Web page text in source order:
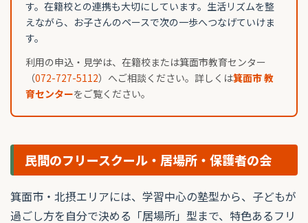
す。在籍校との連携も大切にしています。生活リズムを整
えながら、お子さんのペースで次の一歩へつなげていけま
す。
利用の申込・見学は、在籍校または箕面市教育センター
（072-727-5112）へご相談ください。詳しくは箕面市 教
育センターをご覧ください。
民間のフリースクール・居場所・保護者の会
箕面市・北摂エリアには、学習中心の塾型から、子どもが
過ごし方を自分で決める「居場所」型まで、特色あるフリ